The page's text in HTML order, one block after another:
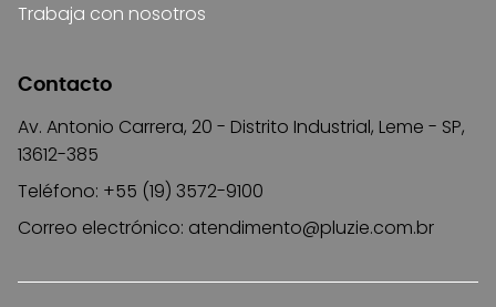
Trabaja con nosotros
Contacto
Av. Antonio Carrera, 20 - Distrito Industrial, Leme - SP,
13612-385
Teléfono: +55 (19) 3572-9100
Correo electrónico: atendimento@pluzie.com.br